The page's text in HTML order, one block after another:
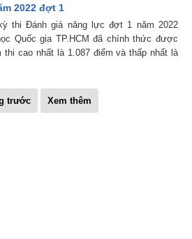
2022 đợt 1
thi Đánh giá năng lực đợt 1 năm 2022
Quốc gia TP.HCM đã chính thức được
cao nhất là 1.087 điểm và thấp nhất là
trước Xem thêm